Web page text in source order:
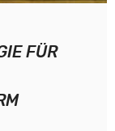
FÜR